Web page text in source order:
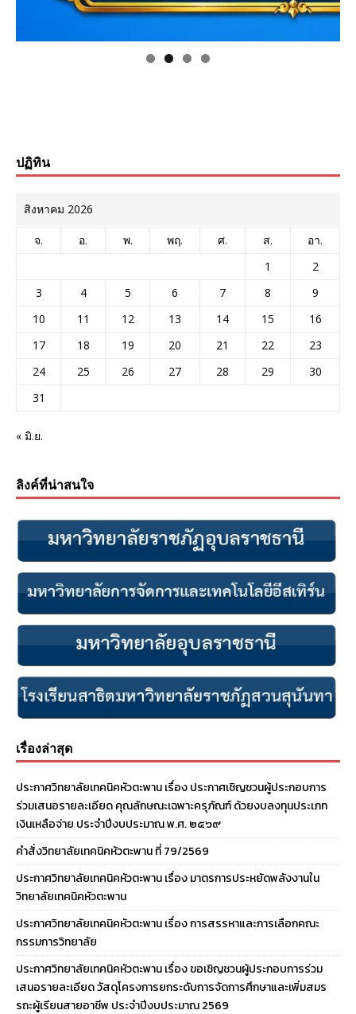
ปฏิทิน
สิงหาคม 2026
จ. อ. พ. พฤ. ศ. ส.
อา.
1
2
3
4 5 6 7 8
9
10
11 12 13 14 15
16
17
18 19 20 21 22
23
24
25 26 27 28 29
30
31
« มิ.ย.
ลิงค์ที่น่าสนใจ
เรื่องล่าสุด
ประกาศวิทยาลัยเทคนิคหัวตะพาน เรื่อง ประกาศเชิญชวนผู้ประกอบการ
ร่วมเสนอรายละเอียด คุณลักษณะเฉพาะครุภัณฑ์ ด้วยงบลงทุนประเภท
เงินเหลือจ่าย ประจําปีงบประมาณ พ.ศ. ๒๕๖๙
คำสั่งวิทยาลัยเทคนิคหัวตะพาน ที่ 79/2569
ประกาศวิทยาลัยเทคนิคหัวตะพาน เรื่อง มาตรการประหยัดพลังงานใน
วิทยาลัยเทคนิคหัวตะพาน
ประกาศวิทยาลัยเทคนิคหัวตะพาน เรื่อง การสรรหาและการเลือกคณะ
กรรมการวิทยาลัย
ประกาศวิทยาลัยเทคนิคหัวตะพาน เรื่อง ขอเชิญชวนผู้ประกอบการร่วม
เสนอรายละเอียด วัสดุโครงการยกระดับการจัดการศึกษาและเพิ่มสมร
รถะผู้เรียนสายอาชีพ ประจำปีงบประมาณ 2569